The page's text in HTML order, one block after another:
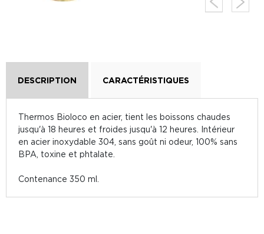
DESCRIPTION CARACTÉRISTIQUES
Thermos Bioloco en acier, tient les boissons chaudes
jusqu'à 18 heures et froides jusqu'à 12 heures. Intérieur
en acier inoxydable 304, sans goût ni odeur, 100% sans
BPA, toxine et phtalate.
Contenance 350 ml.